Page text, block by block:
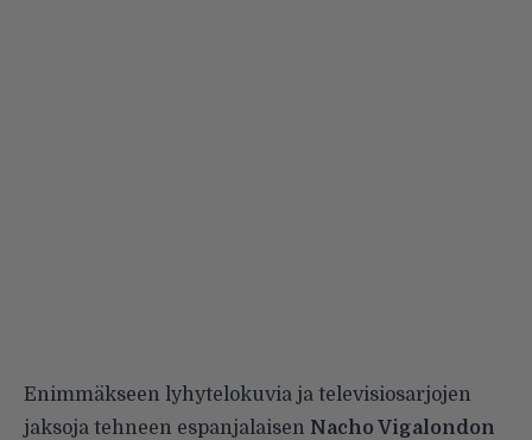
Enimmäkseen lyhytelokuvia ja televisiosarjojen
jaksoja tehneen espanjalaisen Nacho Vigalondon